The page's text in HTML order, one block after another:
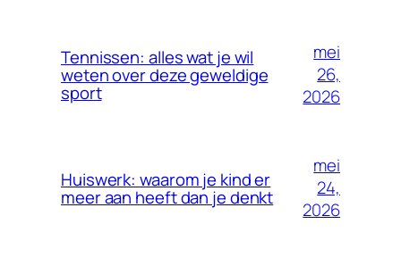
Tennissen: alles wat je wil
weten over deze geweldige
sport
mei
26,
2026
Huiswerk: waarom je kind er
meer aan heeft dan je denkt
mei
24,
2026